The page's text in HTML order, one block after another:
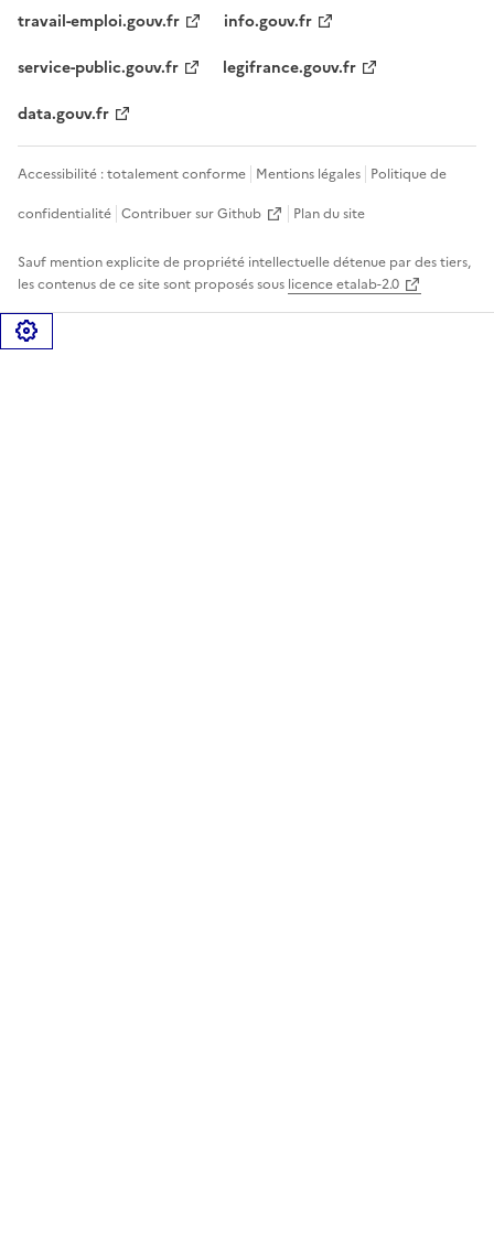
travail-emploi.gouv.fr
info.gouv.fr
service-public.gouv.fr
legifrance.gouv.fr
data.gouv.fr
Accessibilité : totalement conforme Mentions légales Politique de
confidentialité Contribuer sur Github Plan du site
Sauf mention explicite de propriété intellectuelle détenue par des tiers,
les contenus de ce site sont proposés sous licence etalab-2.0
Gérer les cookies